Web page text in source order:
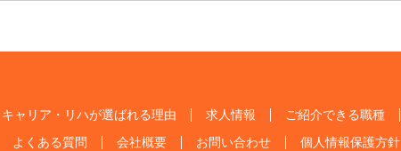
キャリア・リハが選ばれる理由 求人情報 ご紹介できる職種
よくある質問
会社概要 お問い合わせ 個人情報保護方針